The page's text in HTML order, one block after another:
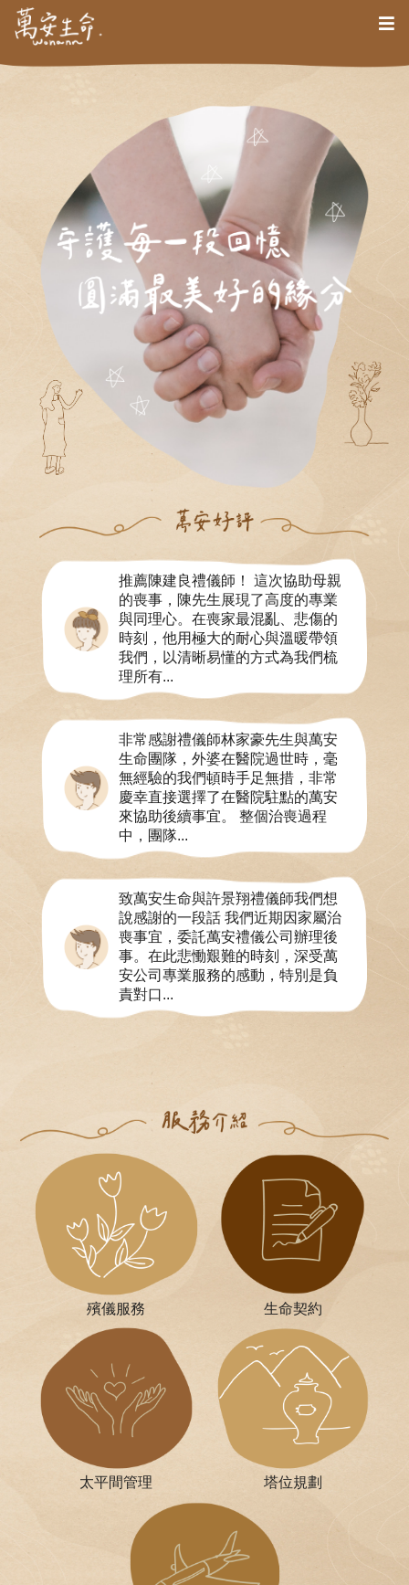
推薦陳建良禮儀師！ 這次協助母親
的喪事，陳先生展現了高度的專業
與同理心。在喪家最混亂、悲傷的
時刻，他用極大的耐心與溫暖帶領
我們，以清晰易懂的方式為我們梳
理所有...
非常感謝禮儀師林家豪先生與萬安
生命團隊，外婆在醫院過世時，毫
無經驗的我們頓時手足無措，非常
慶幸直接選擇了在醫院駐點的萬安
來協助後續事宜。 整個治喪過程
中，團隊...
致萬安生命與許景翔禮儀師我們想
說感謝的一段話 我們近期因家屬治
喪事宜，委託萬安禮儀公司辦理後
事。在此悲慟艱難的時刻，深受萬
安公司專業服務的感動，特別是負
責對口...
殯儀服務 生命契約
太平間管理 塔位規劃